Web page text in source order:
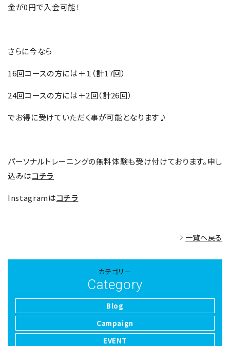
金が0円で入会可能！
さらに今なら
16回コースの方には＋１（計17回）
24回コースの方には＋2回（計26回）
でお得に受けていただく事が可能となります♪
パーソナルトレーニングの無料体験も受け付けております。申し
込みはコチラ
Instagramはコチラ
一覧へ戻る
カテゴリー
Category
Blog
Campaign
EVENT